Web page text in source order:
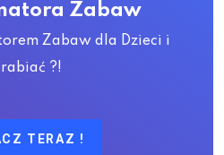
Zabaw
Zabaw dla Dzieci i
?!
TERAZ !